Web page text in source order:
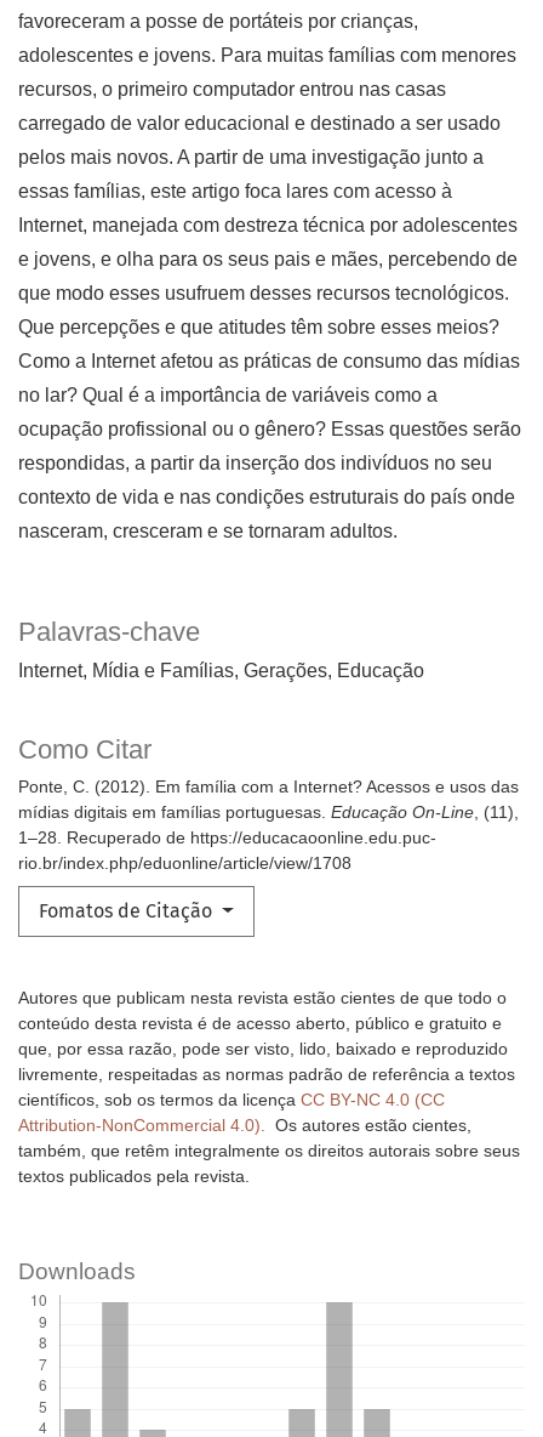
Palavras-chave
Internet Mídia e Famílias Gerações Educação
Como Citar
Ponte, C. (2012). Em família com a Internet? Acessos e usos das
mídias digitais em famílias portuguesas. Educação On-Line, (11),
1–28. Recuperado de https://educacaoonline.edu.puc-
rio.br/index.php/eduonline/article/view/1708
Fomatos de Citação
favoreceram a posse de portáteis por crianças,
adolescentes e jovens. Para muitas famílias com menores
recursos, o primeiro computador entrou nas casas
carregado de valor educacional e destinado a ser usado
pelos mais novos. A partir de uma investigação junto a
essas famílias, este artigo foca lares com acesso à
Internet, manejada com destreza técnica por adolescentes
e jovens, e olha para os seus pais e mães, percebendo de
que modo esses usufruem desses recursos tecnológicos.
Que percepções e que atitudes têm sobre esses meios?
Como a Internet afetou as práticas de consumo das mídias
no lar? Qual é a importância de variáveis como a
ocupação profissional ou o gênero? Essas questões serão
respondidas, a partir da inserção dos indivíduos no seu
contexto de vida e nas condições estruturais do país onde
nasceram, cresceram e se tornaram adultos.
Autores que publicam nesta revista estão cientes de que todo o
conteúdo desta revista é de acesso aberto, público e gratuito e
que, por essa razão, pode ser visto, lido, baixado e reproduzido
livremente, respeitadas as normas padrão de referência a textos
científicos, sob os termos da licença CC BY-NC 4.0 (CC
Attribution-NonCommercial 4.0). Os autores estão cientes,
também, que retêm integralmente os direitos autorais sobre seus
textos publicados pela revista.
Downloads